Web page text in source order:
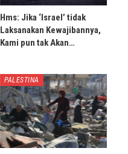
Hms: Jika ‘Israel’ tidak
Laksanakan Kewajibannya,
Kami pun tak Akan…
PALESTINA